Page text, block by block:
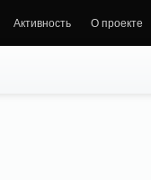
Активность О проекте